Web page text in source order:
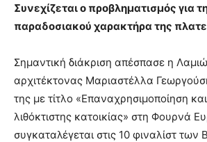
Συνεχίζεται ο προβληματισμός για
παραδοσιακού χαρακτήρα της
Σημαντική διάκριση απέσπασε η
αρχιτέκτονας Μαριαστέλλα
της με τίτλο «Επαναχρησιμοποίηση
λιθόκτιστης κατοικίας» στη Φουρνά
συγκαταλέγεται στις 10 φιναλίστ των